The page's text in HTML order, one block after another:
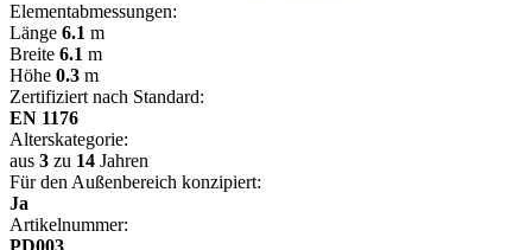
Elementabmessungen:
Länge 6.1 m
Breite 6.1 m
Höhe 0.3 m
Zertifiziert nach Standard:
EN 1176
Alterskategorie:
aus 3 zu 14 Jahren
Für den Außenbereich konzipiert:
Ja
Artikelnummer: